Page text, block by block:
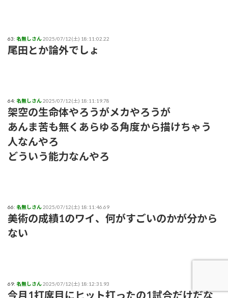
63: 名無しさん2025/07/12(土) 18:11:02.22
尾田とか論外でしょ
64: 名無しさん2025/07/12(土) 18:11:19.78
架空の生命体やろうがメカやろうが
あんま苦も無くあらゆる角度から描けちゃう
人なんやろ
どういう能力なんやろ
66: 名無しさん2025/07/12(土) 18:11:46.69
美術の成績1のワイ、何がすごいのかが分から
ない
69: 名無しさん2025/07/12(土) 18:12:31.93
今月1打席目にヒット打ったの1試合だけだな